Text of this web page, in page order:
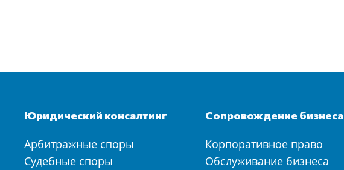
Юридический консалтинг
Арбитражные споры
Судебные споры
Сопровождение бизнеса
Корпоративное право
Обслуживание бизнеса